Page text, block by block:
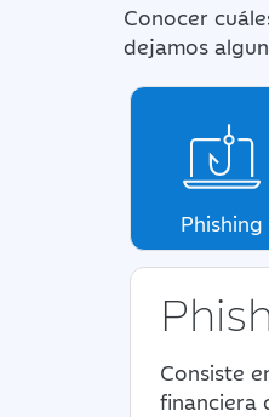
Conocer
dejamos
Phishing
Consiste
financiera